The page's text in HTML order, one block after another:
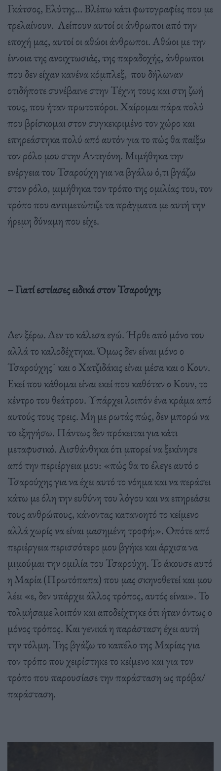
Γκάτσος, Ελύτης… Βλέπω κάτι φωτογραφίες που με
τρελαίνουν. Λείπουν αυτοί οι άνθρωποι από την
εποχή μας, αυτοί οι αθώοι άνθρωποι. Αθώοι με την
έννοια της ανοιχτωσιάς, της παραδοχής, άνθρωποι
που δεν είχαν κανένα κόμπλεξ, που δήλωναν
οτιδήποτε συνέβαινε στην Τέχνη τους και στη ζωή
τους, που ήταν πρωτοπόροι. Χαίρομαι πάρα πολύ
που βρίσκομαι στον συγκεκριμένο τον χώρο και
επηρεάστηκα πολύ από αυτόν για το πώς θα παίξω
τον ρόλο μου στην Αντιγόνη. Μιμήθηκα την
ενέργεια του Τσαρούχη για να βγάλω ό,τι βγάζω
στον ρόλο, μιμήθηκα τον τρόπο της ομιλίας του, τον
τρόπο που αντιμετώπιζε τα πράγματα με αυτή την
ήρεμη δύναμη που είχε.
– Γιατί εστίασες ειδικά στον Τσαρούχη;
Δεν ξέρω. Δεν το κάλεσα εγώ. Ήρθε από μόνο του
αλλά το καλοδέχτηκα. Όμως δεν είναι μόνο ο
Τσαρούχης˙ και ο Χατζιδάκις είναι μέσα και ο Κουν.
Εκεί που κάθομαι είναι εκεί που καθόταν ο Κουν, το
κέντρο του θεάτρου. Υπάρχει λοιπόν ένα κράμα από
αυτούς τους τρεις. Μη με ρωτάς πώς, δεν μπορώ να
το εξηγήσω. Πάντως δεν πρόκειται για κάτι
μεταφυσικό. Αισθάνθηκα ότι μπορεί να ξεκίνησε
από την περιέργεια μου: «πώς θα το έλεγε αυτό ο
Τσαρούχης για να έχει αυτό το νόημα και να περάσει
κάτω με όλη την ευθύνη του λόγου και να επηρεάσει
τους ανθρώπους, κάνοντας κατανοητό το κείμενο
αλλά χωρίς να είναι μασημένη τροφή;». Οπότε από
περιέργεια περισσότερο μου βγήκε και άρχισα να
μιμούμαι την ομιλία του Τσαρούχη. Το άκουσε αυτό
η Μαρία (Πρωτόπαπα) που μας σκηνοθετεί και μου
λέει «ε, δεν υπάρχει άλλος τρόπος, αυτός είναι». Το
τολμήσαμε λοιπόν και αποδείχτηκε ότι ήταν όντως ο
μόνος τρόπος. Και γενικά η παράσταση έχει αυτή
την τόλμη. Της βγάζω το καπέλο της Μαρίας για
τον τρόπο που χειρίστηκε το κείμενο και για τον
τρόπο που παρουσίασε την παράσταση ως πρόβα/
παράσταση.